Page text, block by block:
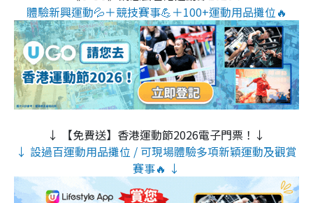
體驗新興運動💦＋競技賽事💪＋100+運動用品攤位🔥
↓ 【免費送】香港運動節2026電子門票！↓
↓ 設過百運動用品攤位 / 可現場體驗多項新穎運動及觀賞
賽事🔥 ↓